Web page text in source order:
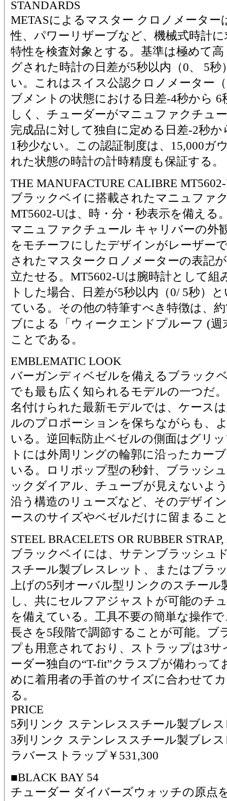
STANDARDS
METASによるマスター クロノメーター
性、パワーリザーブなど、機械式時計
特性を検査対象とする。基準は極めて
グされた時計の日差が5秒以内（0、 5
い。これはスイス公認クロノメーター
ブメントの状態における日差-4秒から
しく、チューダーがマニュファクチュ
完成品に対して独自に定める日差-2秒
1秒少ない。この認証制度は、15,000ガ
れた状態の時計の計時精度も保証する。
THE MANUFACTURE CALIBRE
ブラックベイに搭載されたマニュファ
MT5602-Uは、時・分・秒表示を備える
マニュファクチュール キャリバーの外
をモチーフにしたデザインがレーザー
されたマスタークロノメーターの表記
立たせる。MT5602-Uは腕時計として組
トした場合、日差が5秒以内（0/ 5秒）
ている。その他の特筆すべき特徴は、
ブによる「ウィークエンドプルーフ (
ことである。
EMBLEMATIC LOOK
バーガンディベゼルを備えるブラック
でも最も広く知られるモデルの一つだ
名付けられた最新モデルでは、ケース
ルのプロポーションを保ちながらも、
いる。逆回転防止ベゼルの側面はグリ
トには外周リングの輪郭に沿ったカー
いる。ロリポップ型の秒針、ブラッシ
ックダイアル、チューブが見えないよ
沿う構造のリューズなど、そのデザイ
ースのサイズやベゼルだけに留まるこ
STEEL BRACELETS OR RUBBER
ブラックベイには、サテンブラッシュ
スチール製ブレスレット、またはブラ
上げの5列オーバル型リンクのスチー
し、共にセルフアジャストが可能のチ
を備えている。工具不要の簡単な操作
長さを5段階で調節することが可能。ブ
プも用意されており、ストラップは3
ーダー独自の“T-fit”クラスプが備わっ
めに着用者の手首のサイズに合わせて
る。
PRICE
5列リンク ステンレススチール製ブレス
3列リンク ステンレススチール製ブレス
ラバーストラップ￥531,300
■BLACK BAY 54
チューダー ダイバーズウォッチの原点